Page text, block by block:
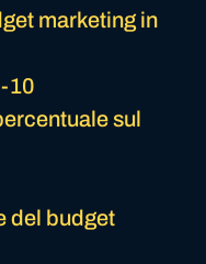
marketing in
10
sul
del budget